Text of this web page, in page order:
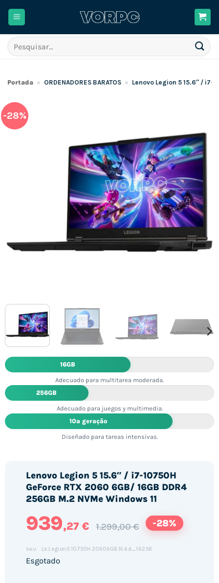
Pesquisar
por:
Portada » ORDENADORES BARATOS » Lenovo Legion 5 15.6″ / i7-
-28%
16GB
Adecuado para multitarea moderada.
256GB
Adecuado para juegos y multimedia.
10ª geração
Diseñado para tareas intensivas.
Lenovo Legion 5 15.6″ / i7-10750H
GeForce RTX 2060 6GB/ 16GB DDR4
256GB M.2 NVMe Windows 11
939,27 € 1.299,00 € -28%
SKU: Le.Legion5.10750H.20606GB.N.Ad_16256
Esgotado